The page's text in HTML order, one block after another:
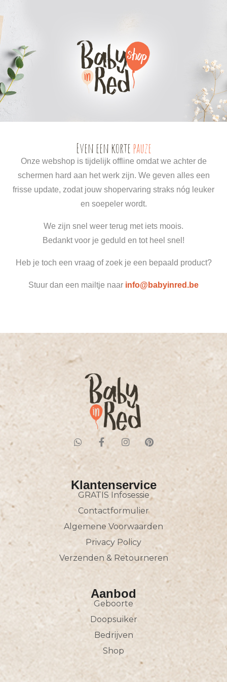
Even een korte pauze
Onze webshop is tijdelijk offline omdat we achter de
schermen hard aan het werk zijn. We geven alles een
frisse update, zodat jouw shopervaring straks nóg leuker
en soepeler wordt.
We zijn snel weer terug met iets moois.
Bedankt voor je geduld en tot heel snel!
Heb je toch een vraag of zoek je een bepaald product?
Stuur dan een mailtje naar info@babyinred.be
Klantenservice
GRATIS Infosessie
Contactformulier
Algemene Voorwaarden
Privacy Policy
Verzenden & Retourneren
Aanbod
Geboorte
Doopsuiker
Bedrijven
Shop